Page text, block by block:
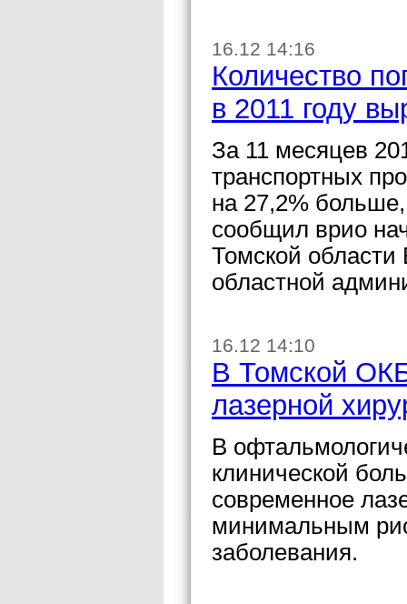
16.12 14:16
Количество
в 2011 году
За 11 месяцев
транспортных
на 27,2%
сообщил врио
Томской
областной
16.12 14:10
В Томской
лазерной
В
клинической
современное
минимальным
заболевания.